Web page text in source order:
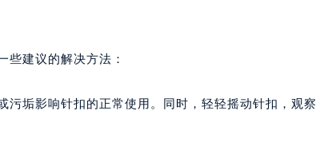
建议的解决方法：
垢影响针扣的正常使用。同时，轻轻摇动针扣，观察